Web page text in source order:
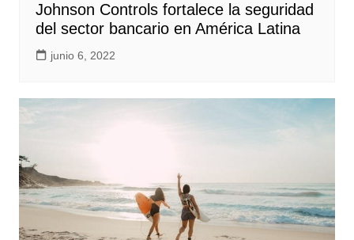
Johnson Controls fortalece la seguridad
del sector bancario en América Latina
junio 6, 2022